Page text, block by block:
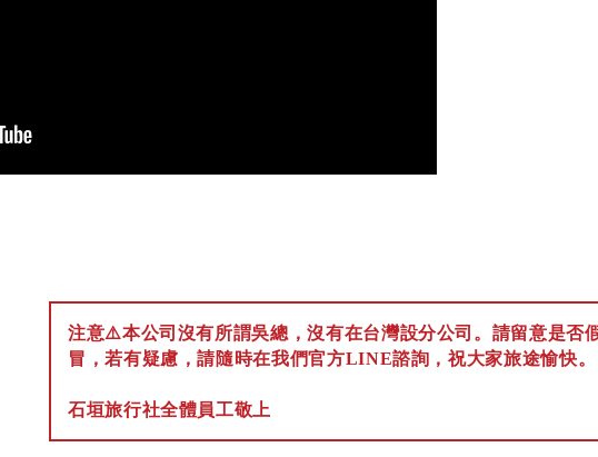
注意⚠️本公司沒有所謂吳總，沒有在台灣設分公司。請留意是否
冒，若有疑慮，請隨時在我們官方LINE諮詢，祝大家旅途愉快。
石垣旅行社全體員工敬上